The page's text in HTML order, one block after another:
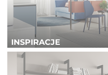
INSPIRACJE